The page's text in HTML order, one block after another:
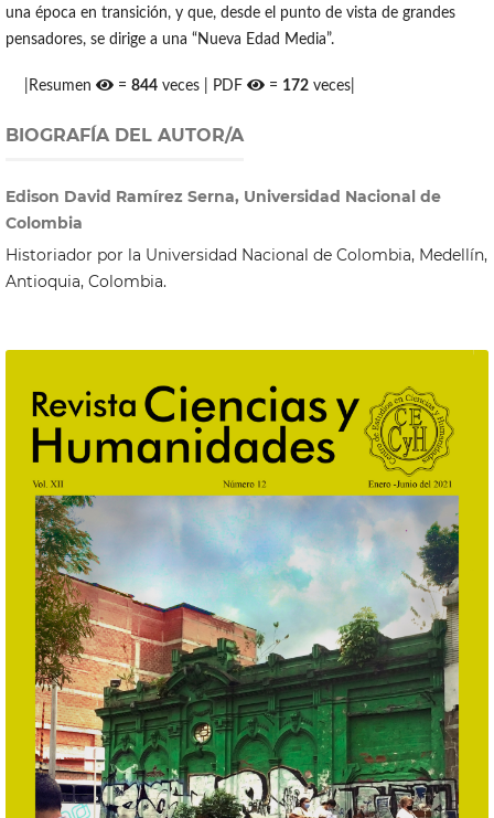
una época en transición, y que, desde el punto de vista de grandes
pensadores, se dirige a una “Nueva Edad Media”.
|Resumen =844 veces | PDF = 172 veces|
BIOGRAFÍA DEL AUTOR/A
Edison David Ramírez Serna, Universidad Nacional de
Colombia
Historiador por la Universidad Nacional de Colombia, Medellín,
Antioquia, Colombia.